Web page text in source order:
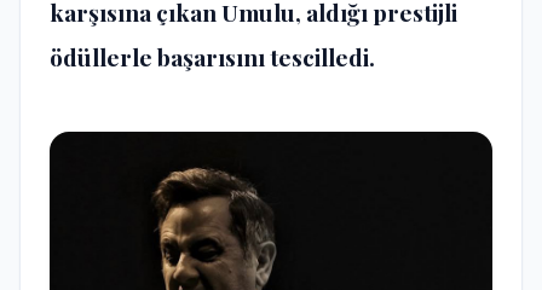
karşısına çıkan Umulu, aldığı prestijli
ödüllerle başarısını tescilledi.